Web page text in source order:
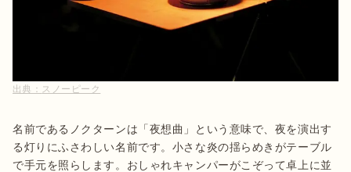
出典： スノーピーク
名前であるノクターンは「夜想曲」という意味で、夜を演出す
る灯りにふさわしい名前です。小さな炎の揺らめきがテーブル
で手元を照らします。おしゃれキャンパーがこぞって卓上に並